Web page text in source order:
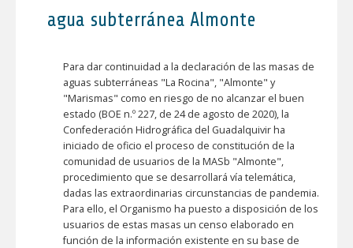
agua subterránea Almonte
Para dar continuidad a la declaración de las masas de
aguas subterráneas "La Rocina", "Almonte" y
"Marismas" como en riesgo de no alcanzar el buen
estado (BOE n.º 227, de 24 de agosto de 2020), la
Confederación Hidrográfica del Guadalquivir ha
iniciado de oficio el proceso de constitución de la
comunidad de usuarios de la MASb "Almonte",
procedimiento que se desarrollará vía telemática,
dadas las extraordinarias circunstancias de pandemia.
Para ello, el Organismo ha puesto a disposición de los
usuarios de estas masas un censo elaborado en
función de la información existente en su base de